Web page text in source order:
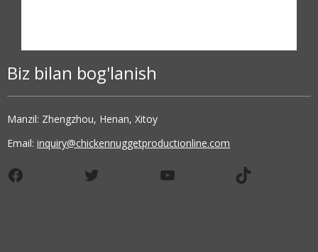
Biz bilan bog'lanish
Manzil: Zhengzhou, Henan, Xitoy
Email: inquiry@chickennuggetproductionline.com
Facebook Twitter YouTube TikTok